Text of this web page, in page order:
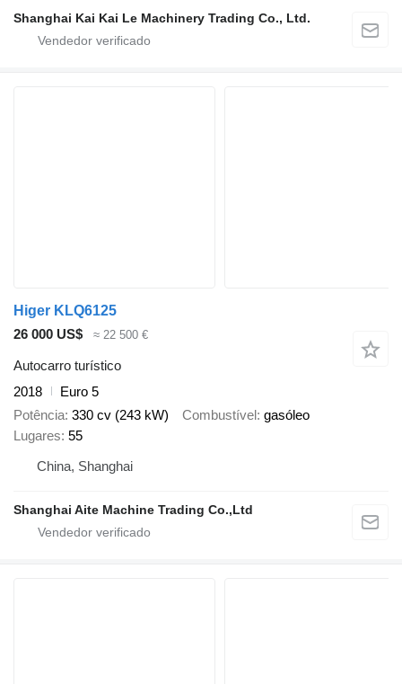
Shanghai Kai Kai Le Machinery Trading Co., Ltd.
Higer KLQ6125
26 000 US$
≈ 22 500 €
Autocarro turístico
2018
Euro 5
Potência 330 cv (243 kW) Combustível gasóleo
Lugares 55
China, Shanghai
Shanghai Aite Machine Trading Co.,Ltd